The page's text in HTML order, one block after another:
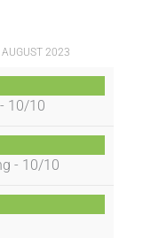
2023
10/10
- 10/10